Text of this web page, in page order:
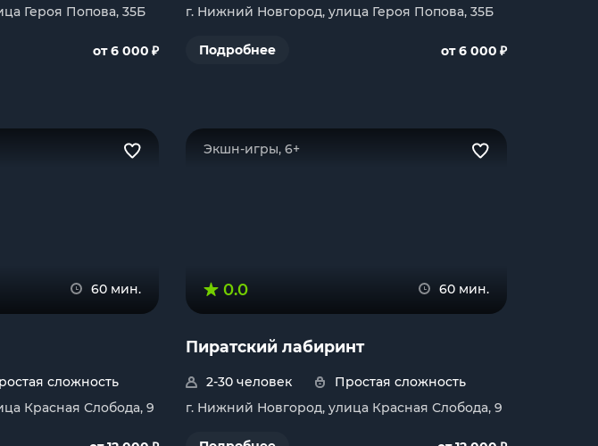
Героя Попова, 35Б
от 6 000 ₽
г. Нижний Новгород, улица Героя Попова, 35Б
Подробнее от 6 000 ₽
60 мин.
сложность
Красная Слобода, 9
Экшн-игры, 6+
0.0 60 мин.
Пиратский лабиринт
2-30 человек
Простая сложность
г. Нижний Новгород, улица Красная Слобода, 9